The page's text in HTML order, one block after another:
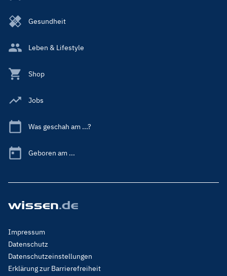
Gesundheit
Leben & Lifestyle
Shop
Jobs
Was geschah am ...?
Geboren am ...
Footer
Menu
Legal
Impressum
Datenschutz
Datenschutzeinstellungen
Erklärung zur Barrierefreiheit